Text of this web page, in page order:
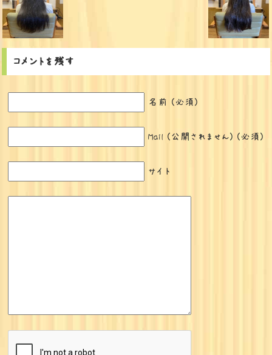
コメントを残す
名前 (必須)
Mail (公開されません) (必須)
サイト